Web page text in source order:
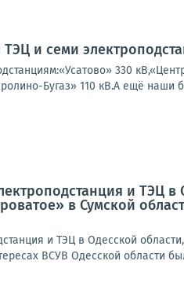
и семи
330
Бугаз» 110 кВ.А ещё наши
и ТЭЦ
в Сумской
и ТЭЦ в Одесской
ВСУВ Одесской области